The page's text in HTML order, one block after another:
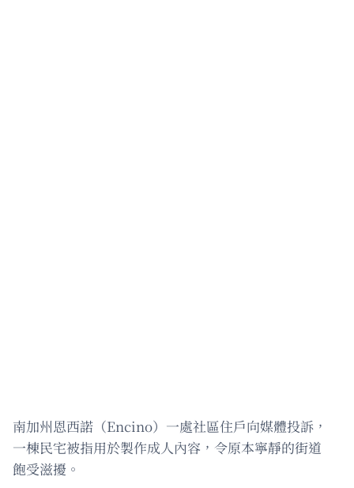
南加州恩西諾（Encino）一處社區住戶向媒體投訴，
一棟民宅被指用於製作成人內容，令原本寧靜的街道
飽受滋擾。